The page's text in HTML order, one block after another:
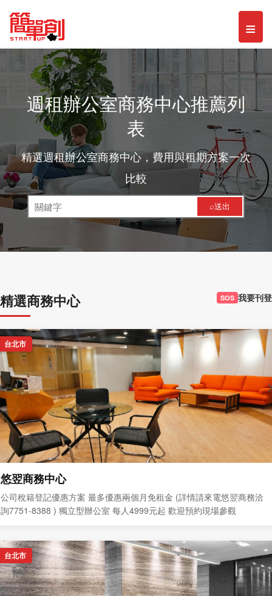
≡
週租辦公室商務中心推薦列
表
精選週租辦公室商務中心，費用與租期方案一次
比較
⌕送出
精選商務中心 SOS 我要刊登
台北市
悠翌商務中心
公司稅籍登記優惠方案 最多優惠兩個月免租金 (詳情請來電悠翌商務洽
詢7751-8388 ) 獨立型辦公室 每人4999元起 歡迎預約現場參觀
台北市